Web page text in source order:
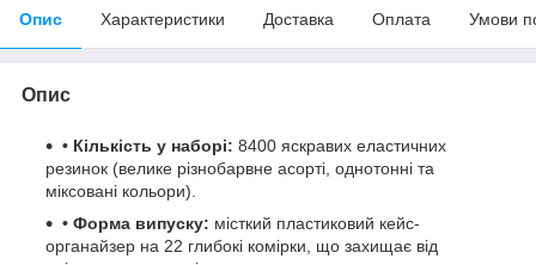
Опис Характеристики Доставка Оплата Умови
Опис
• Кількість у наборі: 8400 яскравих еластичних
резинок (велике різнобарвне асорті, однотонні та
міксовані кольори).
• Форма випуску: місткий пластиковий кейс-
органайзер на 22 глибокі комірки, що захищає від